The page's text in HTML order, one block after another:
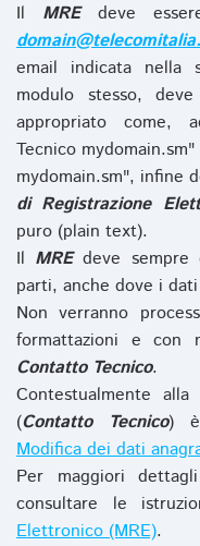
Il MREdeve
email indicata nella
modulo stesso,
appropriato come,
Tecnico
mydomain.sm", infine
di Registrazione
puro (plain text).
Il MREdeve sempre
parti, anche dove i
Non verranno
formattazioni e con
Contatto Tecnico.
Contestualmente
(Contatto Tecnico) è
Modifica dei dati
Per maggiori
consultare le
Elettronico (MRE).